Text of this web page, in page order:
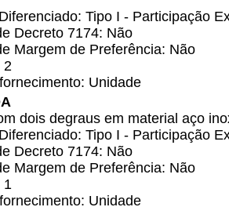
Tipo I - Participação
Decreto 7174: Não
Margem de Preferência: Não
2
Unidade
dois degraus em material aço
Tipo I - Participação
Decreto 7174: Não
Margem de Preferência: Não
1
Unidade